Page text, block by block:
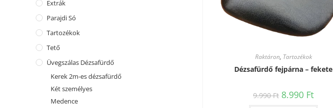
Raktáron, Tartozékok
Dézsafürdő fejpárna – fekete
9.990Ft 8.990 Ft
Extrák
Parajdi Só
Tartozékok
Tető
Üvegszálas Dézsafürdő
Kerek 2m-es dézsafürdő
Két személyes
Medence